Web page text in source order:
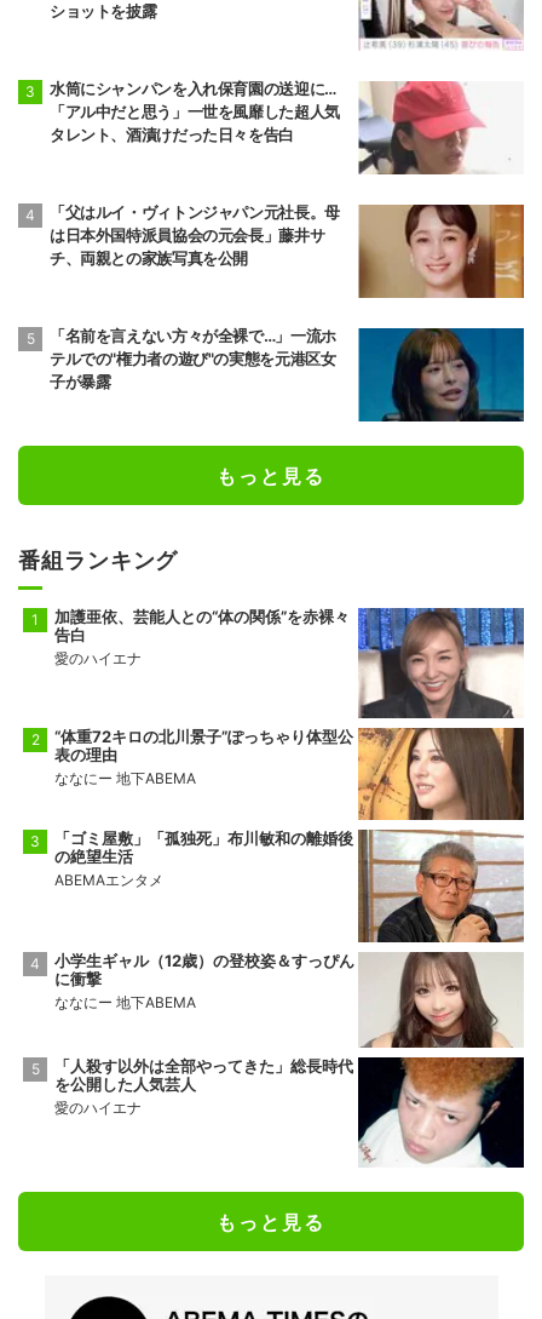
ショットを披露
水筒にシャンパンを入れ保育園の送迎に…
「アル中だと思う」一世を風靡した超人気
タレント、酒漬けだった日々を告白
「父はルイ・ヴィトンジャパン元社長。母
は日本外国特派員協会の元会長」藤井サ
チ、両親との家族写真を公開
「名前を言えない方々が全裸で…」一流ホ
テルでの"権力者の遊び"の実態を元港区女
子が暴露
もっと見る
番組ランキング
加護亜依、芸能人との“体の関係”を赤裸々
告白
愛のハイエナ
“体重72キロの北川景子”ぽっちゃり体型公
表の理由
ななにー 地下ABEMA
「ゴミ屋敷」「孤独死」布川敏和の離婚後
の絶望生活
ABEMAエンタメ
小学生ギャル（12歳）の登校姿＆すっぴん
に衝撃
ななにー 地下ABEMA
「人殺す以外は全部やってきた」総長時代
を公開した人気芸人
愛のハイエナ
もっと見る